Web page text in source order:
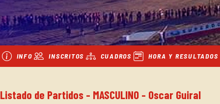
INFO INSCRITOS CUADROS HORA Y RESULTADOS
Listado de Partidos - MASCULINO - Oscar Guiral